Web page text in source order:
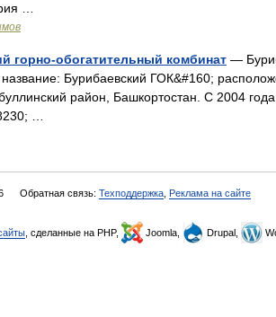
…
горно-обогатительный комбинат —
Бурибаевский ГОК&#160;
район, Башкортостан. С 2004
…
Обратная связь: Техподдержка Реклама на сайте
, сделанные на PHP, Joomla, Drupal,